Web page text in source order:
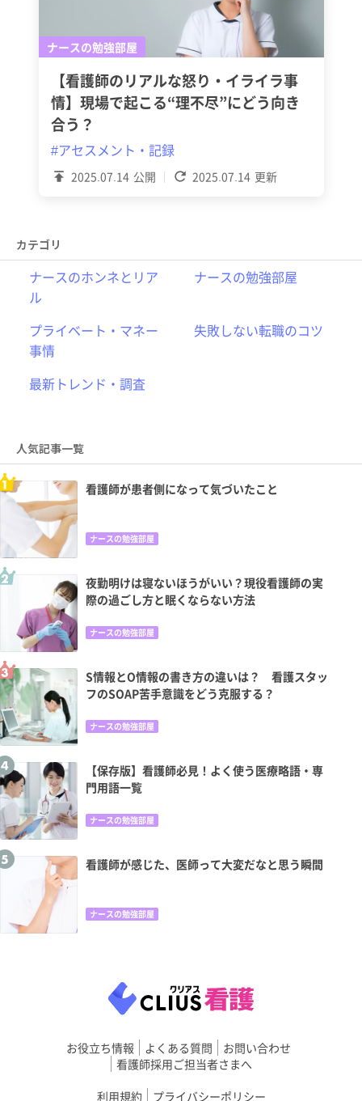
ナースの勉強部屋
2025.07.14 公開 2025.07.14 更新
【看護師のリアルな怒り・イライラ事
情】現場で起こる“理不尽”にどう向き
合う？
#アセスメント・記録
カテゴリ
ナースのホンネとリア
ル
ナースの勉強部屋
プライベート・マネー
事情
失敗しない転職のコツ
最新トレンド・調査
人気記事一覧
看護師が患者側になって気づいたこと
ナースの勉強部屋
夜勤明けは寝ないほうがいい？現役看護師の実
際の過ごし方と眠くならない方法
ナースの勉強部屋
S情報とO情報の書き方の違いは？ 看護スタッ
フのSOAP苦手意識をどう克服する？
ナースの勉強部屋
【保存版】看護師必見！よく使う医療略語・専
門用語一覧
ナースの勉強部屋
看護師が感じた、医師って大変だなと思う瞬間
ナースの勉強部屋
お役立ち情報 よくある質問
お問い合わせ
看護師採用ご担当者さまへ
利用規約
プライバシーポリシー